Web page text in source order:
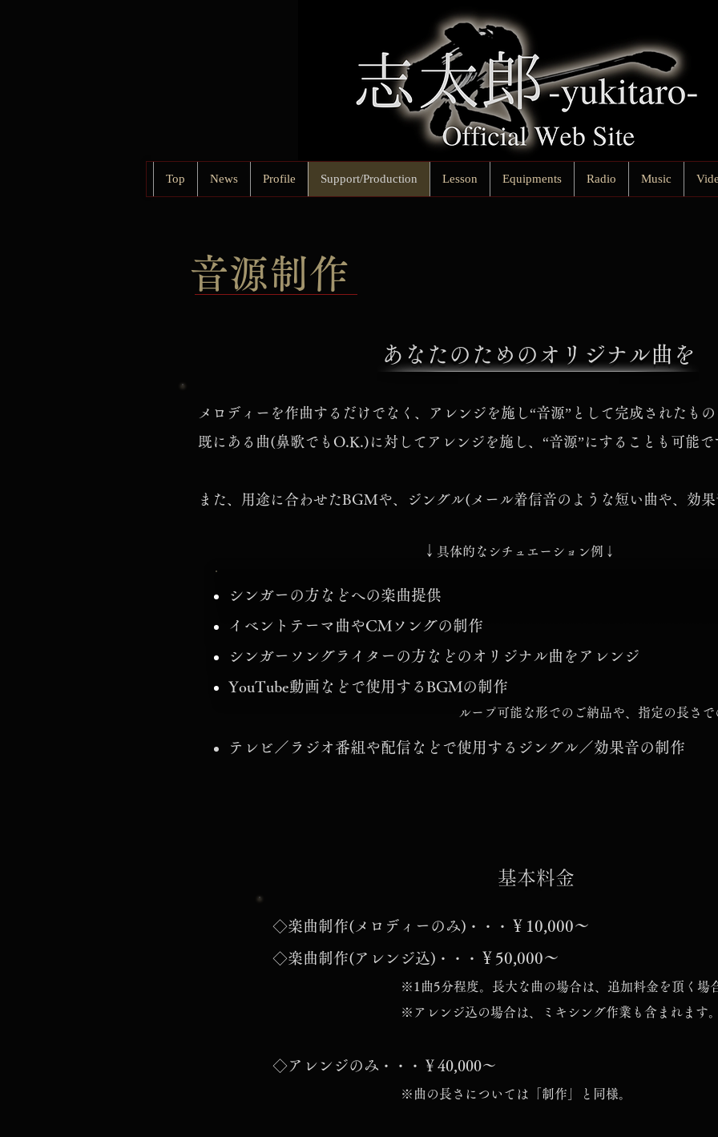
Top News Profile Support/Production Lesson Equipments Radio Music
​音源制作
あなたのためのオリジナル曲を​
メロディーを作曲するだけでなく、アレンジを施し“音源”として完成されたもの
既にある曲(鼻歌でもO.K.)に対してアレンジを施し、“音源”にすることも可能で
また、用途に合わせたBGMや、ジングル(メール着信音のような短い曲や、効果
​↓ 具体的なシチュエーション例↓
シンガーの方などへの楽曲提供
イベントテーマ曲やCMソングの制作
シンガーソングライターの方などのオリジナル曲をアレンジ
​YouTube動画などで使用するBGMの制作
​テレビ／ラジオ番組や配信などで使用するジングル／効果音の制作
ループ可能な形でのご納品や、指定の長さで
​基本料金
◇楽曲制作(メロディーのみ) ・・・ ￥10,000～
◇楽曲制作(アレンジ込) ・・・ ￥50,000～
※1曲5分程度。長大な曲の場合は、追加料金を頂く場
※アレンジ込の場合は、ミキシング作業も含まれます。
◇アレンジのみ ・・・ ￥40,000～
※曲の長さについては「制作」と同様。